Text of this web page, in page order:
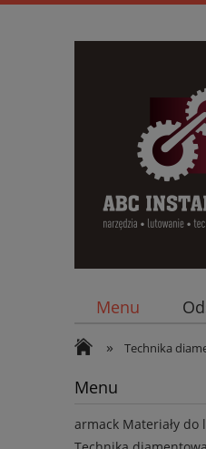
Menu
» Technika
Menu
armack Materiały do